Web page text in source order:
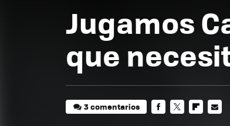
Jugamos
que
3 comentarios